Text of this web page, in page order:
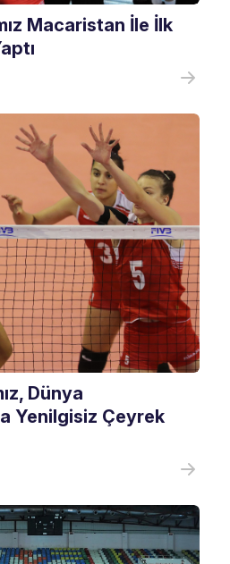
Macaristan İle İlk
Dünya
Yenilgisiz Çeyrek